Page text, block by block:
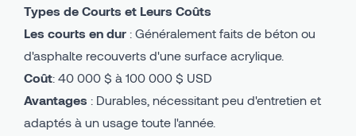
Types de Courts et Leurs Coûts
Les courts en dur : Généralement faits de béton ou
d'asphalte recouverts d'une surface acrylique.
Coût: 40 000 $ à 100 000 $ USD
Avantages : Durables, nécessitant peu d'entretien et
adaptés à un usage toute l'année.